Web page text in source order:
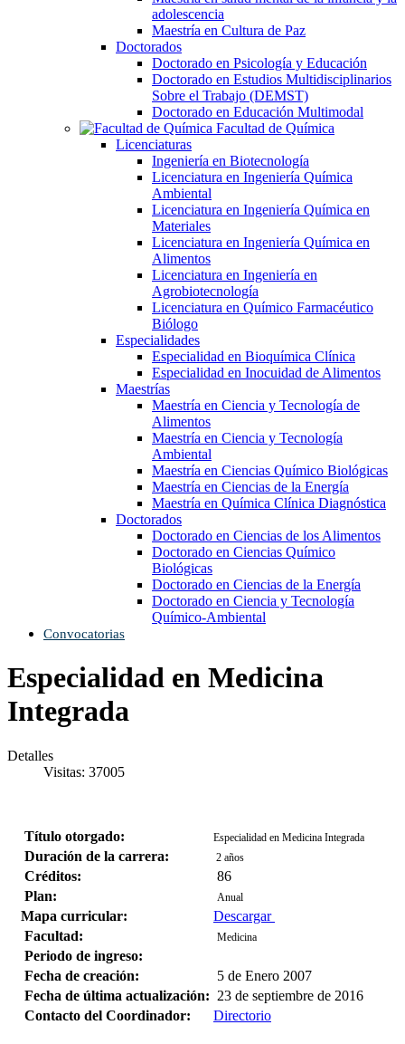
adolescencia
Maestría en Cultura de Paz
Doctorados
Doctorado en Psicología y Educación
Doctorado en Estudios Multidisciplinarios
Sobre el Trabajo (DEMST)
Doctorado en Educación Multimodal
Facultad de Química
Licenciaturas
Ingeniería en Biotecnología
Licenciatura en Ingeniería Química
Ambiental
Licenciatura en Ingeniería Química en
Materiales
Licenciatura en Ingeniería Química en
Alimentos
Licenciatura en Ingeniería en
Agrobiotecnología
Licenciatura en Químico Farmacéutico
Biólogo
Especialidades
Especialidad en Bioquímica Clínica
Especialidad en Inocuidad de Alimentos
Maestrías
Maestría en Ciencia y Tecnología de
Alimentos
Maestría en Ciencia y Tecnología
Ambiental
Maestría en Ciencias Químico Biológicas
Maestría en Ciencias de la Energía
Maestría en Química Clínica Diagnóstica
Doctorados
Doctorado en Ciencias de los Alimentos
Doctorado en Ciencias Químico
Biológicas
Doctorado en Ciencias de la Energía
Doctorado en Ciencia y Tecnología
Químico-Ambiental
Convocatorias
Especialidad en Medicina
Integrada
Detalles
Visitas: 37005
Título otorgado: Especialidad en Medicina Integrada
Duración de la carrera: 2 años
Créditos:
86
Plan:
Anual
Mapa curricular:
Descargar
Facultad:
Medicina
Periodo de ingreso:
Fecha de creación:
5 de Enero 2007
Fecha de última actualización: 23 de septiembre de 2016
Contacto del Coordinador:
Directorio